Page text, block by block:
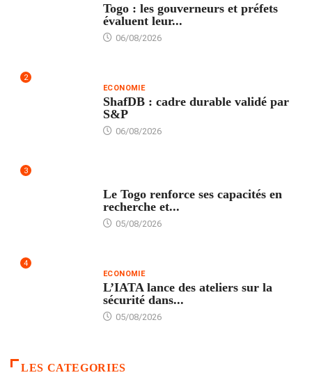
Togo : les gouverneurs et préfets
évaluent leur...
06/08/2026
2
ECONOMIE
ShafDB : cadre durable validé par
S&P
06/08/2026
3
Le Togo renforce ses capacités en
recherche et...
05/08/2026
4
ECONOMIE
L’IATA lance des ateliers sur la
sécurité dans...
05/08/2026
LES CATEGORIES